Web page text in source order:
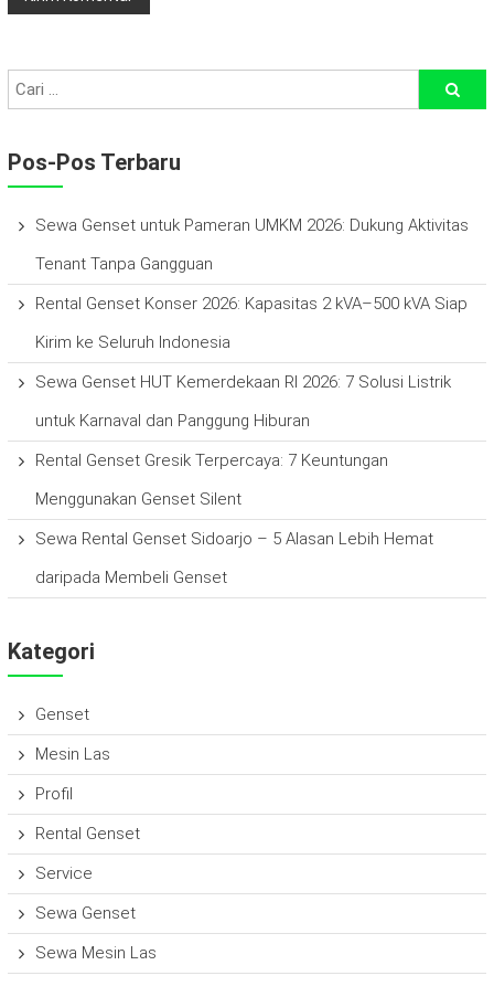
Pos-Pos Terbaru
Sewa Genset untuk Pameran UMKM 2026: Dukung Aktivitas
Tenant Tanpa Gangguan
Rental Genset Konser 2026: Kapasitas 2 kVA–500 kVA Siap
Kirim ke Seluruh Indonesia
Sewa Genset HUT Kemerdekaan RI 2026: 7 Solusi Listrik
untuk Karnaval dan Panggung Hiburan
Rental Genset Gresik Terpercaya: 7 Keuntungan
Menggunakan Genset Silent
Sewa Rental Genset Sidoarjo – 5 Alasan Lebih Hemat
daripada Membeli Genset
Kategori
Genset
Mesin Las
Profil
Rental Genset
Service
Sewa Genset
Sewa Mesin Las